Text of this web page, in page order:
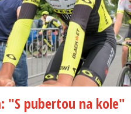
"S pubertou na kole"